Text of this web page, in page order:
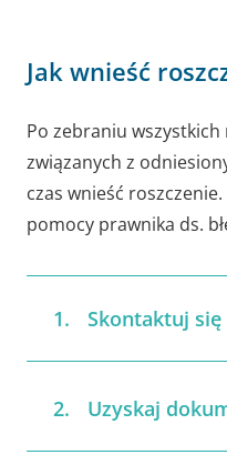
Jak wnieść
Po zebraniu
związanych z
czas wnieść
pomocy prawnika ds.
Skontaktuj
Uzyskaj